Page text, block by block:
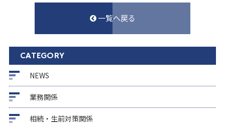
一覧へ戻る
CATEGORY
NEWS
業務関係
相続・生前対策関係